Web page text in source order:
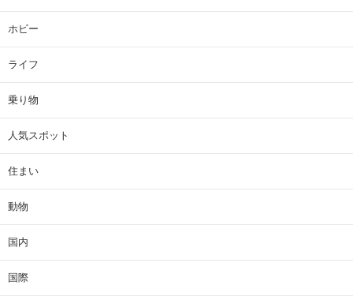
ホビー
ライフ
乗り物
人気スポット
住まい
動物
国内
国際